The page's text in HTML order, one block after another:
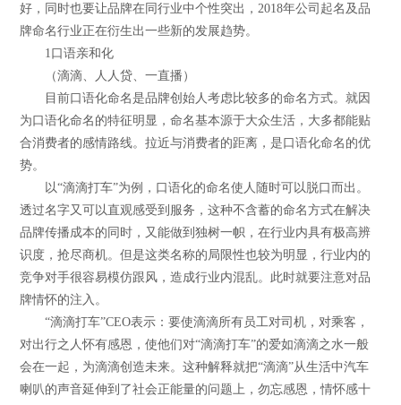
好，同时也要让品牌在同行业中个性突出，2018年公司起名及品
牌命名行业正在衍生出一些新的发展趋势。
1口语亲和化
（滴滴、人人贷、一直播）
目前口语化命名是品牌创始人考虑比较多的命名方式。就因
为口语化命名的特征明显，命名基本源于大众生活，大多都能贴
合消费者的感情路线。拉近与消费者的距离，是口语化命名的优
势。
以“滴滴打车”为例，口语化的命名使人随时可以脱口而出。
透过名字又可以直观感受到服务，这种不含蓄的命名方式在解决
品牌传播成本的同时，又能做到独树一帜，在行业内具有极高辨
识度，抢尽商机。但是这类名称的局限性也较为明显，行业内的
竞争对手很容易模仿跟风，造成行业内混乱。此时就要注意对品
牌情怀的注入。
“滴滴打车”CEO表示：要使滴滴所有员工对司机，对乘客，
对出行之人怀有感恩，使他们对“滴滴打车”的爱如滴滴之水一般
会在一起，为滴滴创造未来。这种解释就把“滴滴”从生活中汽车
喇叭的声音延伸到了社会正能量的问题上，勿忘感恩，情怀感十